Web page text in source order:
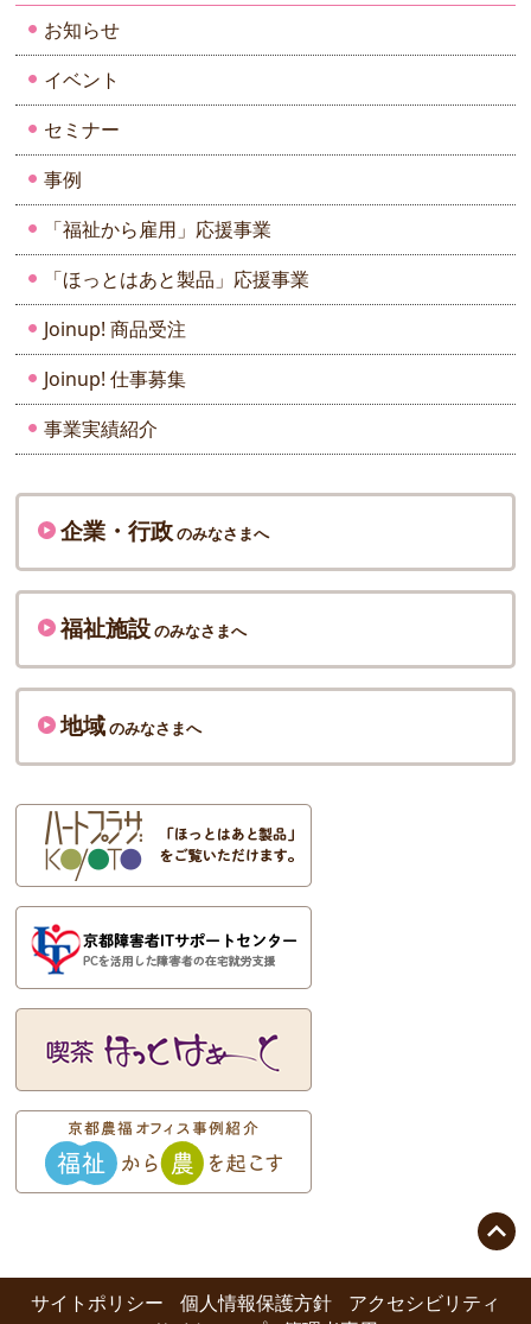
お知らせ
イベント
セミナー
事例
「福祉から雇用」応援事業
「ほっとはあと製品」応援事業
Joinup! 商品受注
Joinup! 仕事募集
事業実績紹介
企業・行政のみなさまへ
福祉施設のみなさまへ
地域のみなさまへ

サイトポリシー 個人情報保護方針
アクセシビリティ